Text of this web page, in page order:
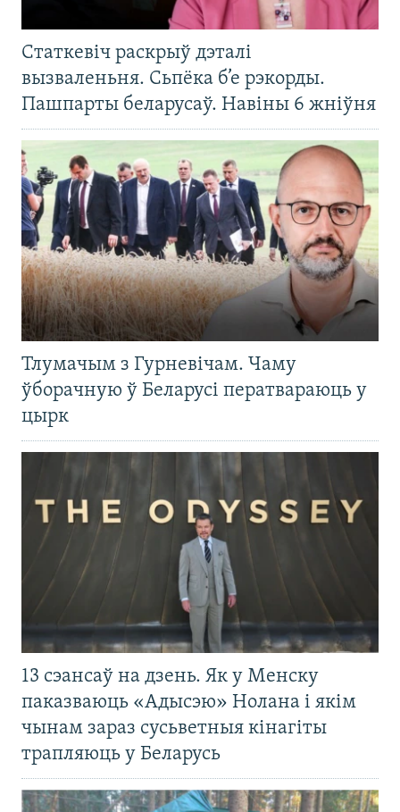
Статкевіч раскрыў дэталі
вызваленьня. Сьпёка б’е рэкорды.
Пашпарты беларусаў. Навіны 6 жніўня
Тлумачым з Гурневічам. Чаму
ўборачную ў Беларусі ператвараюць у
цырк
13 сэансаў на дзень. Як у Менску
паказваюць «Адысэю» Нолана і якім
чынам зараз сусьветныя кінагіты
трапляюць у Беларусь